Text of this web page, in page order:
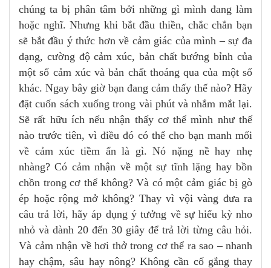
chúng ta bị phân tâm bởi những gì mình đang làm
hoặc nghĩ. Nhưng khi bắt đầu thiền, chắc chắn bạn
sẽ bắt đầu ý thức hơn về cảm giác của mình – sự đa
dạng, cường độ cảm xúc, bản chất bướng bỉnh của
một số cảm xúc và bản chất thoáng qua của một số
khác. Ngay bây giờ bạn đang cảm thấy thế nào? Hãy
đặt cuốn sách xuống trong vài phút và nhắm mắt lại.
Sẽ rất hữu ích nếu nhận thấy cơ thể mình như thế
nào trước tiên, vì điều đó có thể cho bạn manh mối
về cảm xúc tiềm ẩn là gì. Nó nặng nề hay nhẹ
nhàng? Có cảm nhận về một sự tĩnh lặng hay bồn
chồn trong cơ thể không? Và có một cảm giác bị gò
ép hoặc rộng mở không? Thay vì vội vàng đưa ra
câu trả lời, hãy áp dụng ý tưởng về sự hiếu kỳ nho
nhỏ và dành 20 đến 30 giây để trả lời từng câu hỏi.
Và cảm nhận về hơi thở trong cơ thể ra sao – nhanh
hay chậm, sâu hay nông? Không cần cố gắng thay